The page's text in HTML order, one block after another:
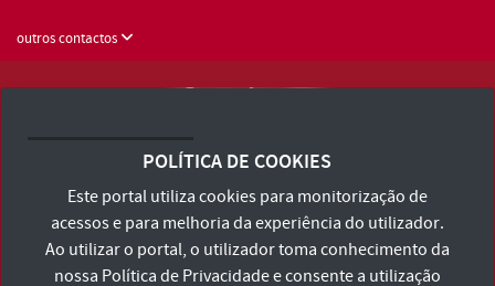
outros contactos
Consulte os Termos e Condições e Política de Privacidade
Declaração de Acessibilidade
POLÍTICA DE COOKIES
Este portal utiliza cookies para monitorização de
acessos e para melhoria da experiência do utilizador.
Ao utilizar o portal, o utilizador toma conhecimento da
nossa Política de Privacidadee consente a utilização